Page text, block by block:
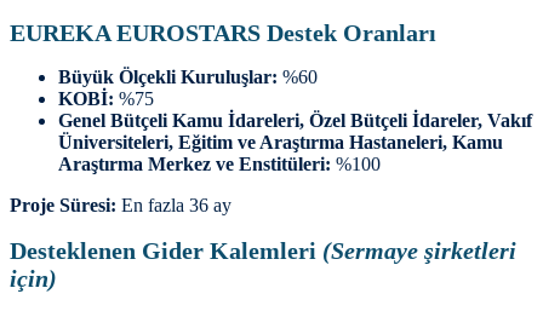
EUREKA EUROSTARS Destek Oranları
Büyük Ölçekli Kuruluşlar: %60
KOBİ: %75
Genel Bütçeli Kamu İdareleri, Özel Bütçeli İdareler, Vakıf
Üniversiteleri, Eğitim ve Araştırma Hastaneleri, Kamu
Araştırma Merkez ve Enstitüleri: %100
Proje Süresi: En fazla 36 ay
Desteklenen Gider Kalemleri (Sermaye şirketleri
için)